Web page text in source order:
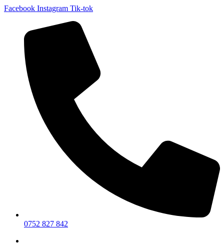
Facebook Instagram Tik-tok
0752 827 842